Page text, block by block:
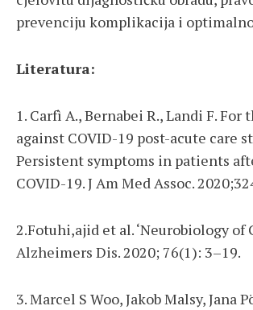
prevenciju komplikacija i
Literatura:
1. Carfì A., Bernabei R., Landi F. For
against COVID-19 post-acute care
Persistent symptoms in patients
COVID-19. J Am Med Assoc.
2.Fotuhi,ajid et al. ‘Neurobiology of
Alzheimers Dis. 2020; 76(1): 3–19.
3. Marcel S Woo, Jakob Malsy, Jana